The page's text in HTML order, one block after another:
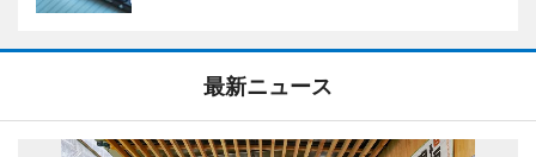
最新ニュース